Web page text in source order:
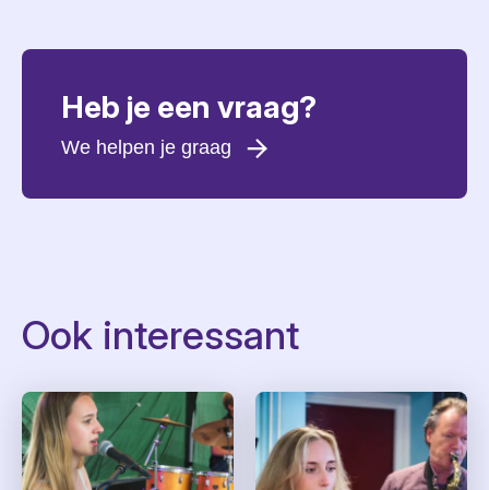
Heb je een vraag?
We helpen je graag
E-mailadres
Telefoonnummer
Woonplaats*
Ook interessant